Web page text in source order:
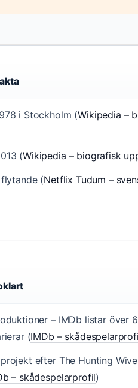
i Stockholm (Wikipedia –
(Wikipedia – biografisk
(Netflix Tudum –
– IMDb listar över
(IMDb –
efter The Hunting
– skådespelarprofil)